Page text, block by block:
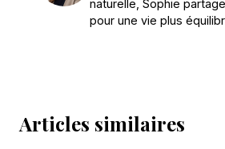
naturelle, Sophie
pour une vie plus
Articles similaires